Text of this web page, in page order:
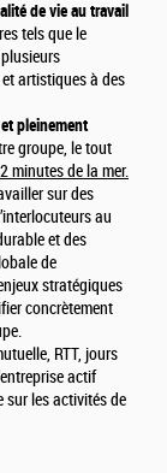
de vie au travail
tels que le
plusieurs
artistiques à des
pleinement
groupe, le tout
minutes de la mer.
sur des
au
et des
de
stratégiques
concrètement
RTT, jours
actif
sur les activités de